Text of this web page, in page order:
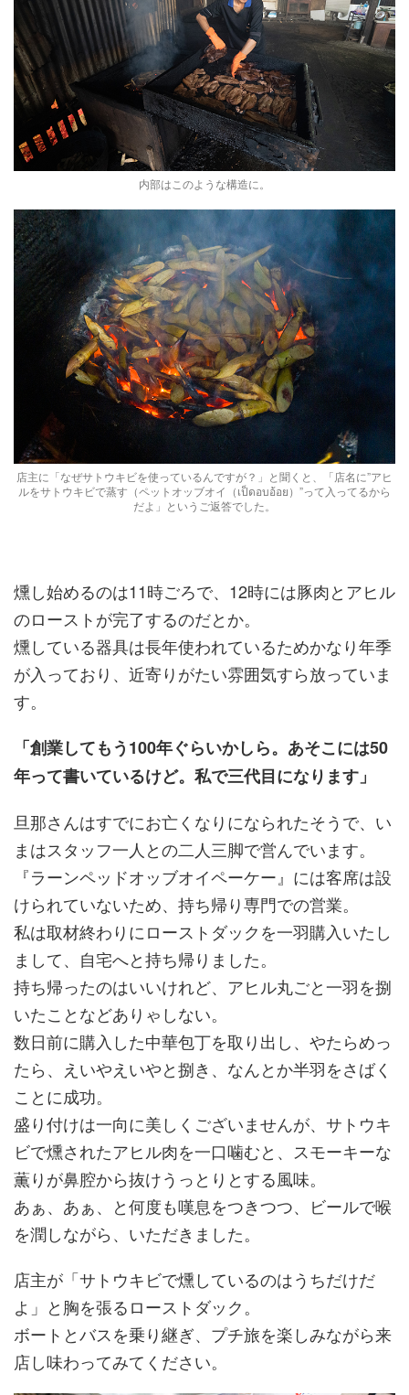
内部はこのような構造に。
店主に「なぜサトウキビを使っているんですが？」と聞くと、「店名に”アヒ
ルをサトウキビで蒸す（ペットオッブオイ（เป็ดอบอ้อย）”って入ってるから
だよ」というご返答でした。
燻し始めるのは11時ごろで、12時には豚肉とアヒル
のローストが完了するのだとか。
燻している器具は長年使われているためかなり年季
が入っており、近寄りがたい雰囲気すら放っていま
す。
「創業してもう100年ぐらいかしら。あそこには50
年って書いているけど。私で三代目になります」
旦那さんはすでにお亡くなりになられたそうで、い
まはスタッフ一人との二人三脚で営んでいます。
『ラーンペッドオッブオイペーケー』には客席は設
けられていないため、持ち帰り専門での営業。
私は取材終わりにローストダックを一羽購入いたし
まして、自宅へと持ち帰りました。
持ち帰ったのはいいけれど、アヒル丸ごと一羽を捌
いたことなどありゃしない。
数日前に購入した中華包丁を取り出し、やたらめっ
たら、えいやえいやと捌き、なんとか半羽をさばく
ことに成功。
盛り付けは一向に美しくございませんが、サトウキ
ビで燻されたアヒル肉を一口噛むと、スモーキーな
薫りが鼻腔から抜けうっとりとする風味。
あぁ、あぁ、と何度も嘆息をつきつつ、ビールで喉
を潤しながら、いただきました。
店主が「サトウキビで燻しているのはうちだけだ
よ」と胸を張るローストダック。
ボートとバスを乗り継ぎ、プチ旅を楽しみながら来
店し味わってみてください。